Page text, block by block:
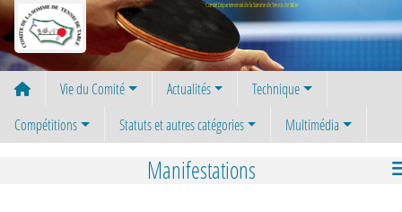
Comité Départemental de la Somme de Tennis de Table
Vie du Comité Actualités
Technique
Compétitions
Statuts et autres catégories Multimédia
Manifestations
Panneau de gestion des cookies